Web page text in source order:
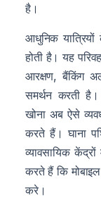
है।
आधुनिक
होती है। यह
आरक्षण, बैंकिंग
समर्थन करती है।
खोना अब ऐसे
करते हैं। घाना
व्यावसायिक
करते हैं कि
करे।